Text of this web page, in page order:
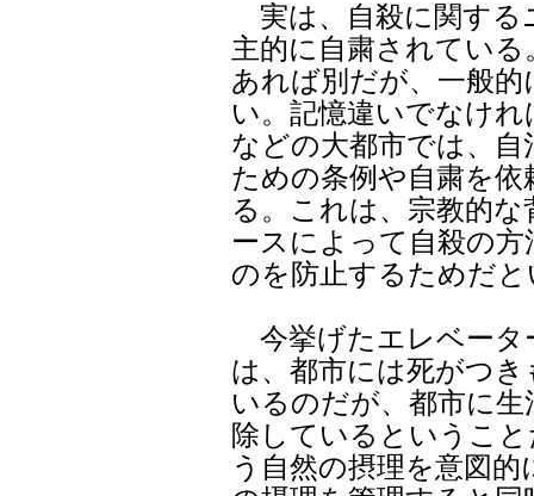
実は、自殺に関する
主的に自粛されてい
あれば別だが、一般
い。記憶違いでなけ
などの大都市では、
ための条例や自粛を
る。これは、宗教的
ースによって自殺の
のを防止するためだと
今挙げたエレベータ
は、都市には死がつ
いるのだが、都市に
除しているというこ
う自然の摂理を意図